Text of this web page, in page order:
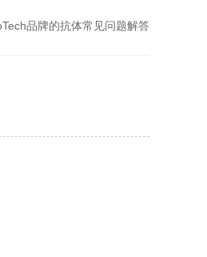
品牌的抗体常见问题解答